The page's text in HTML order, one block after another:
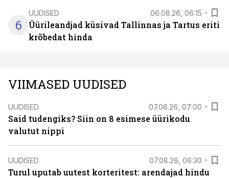
6
UUDISED 06.08.26, 06:15
Üürileandjad küsivad Tallinnas ja Tartus eriti
krõbedat hinda
VIIMASED UUDISED
UUDISED 07.08.26, 07:00
Said tudengiks? Siin on 8 esimese üürikodu
valutut nippi
UUDISED 07.08.26, 06:30
Turul uputab uutest korteritest: arendajad hindu